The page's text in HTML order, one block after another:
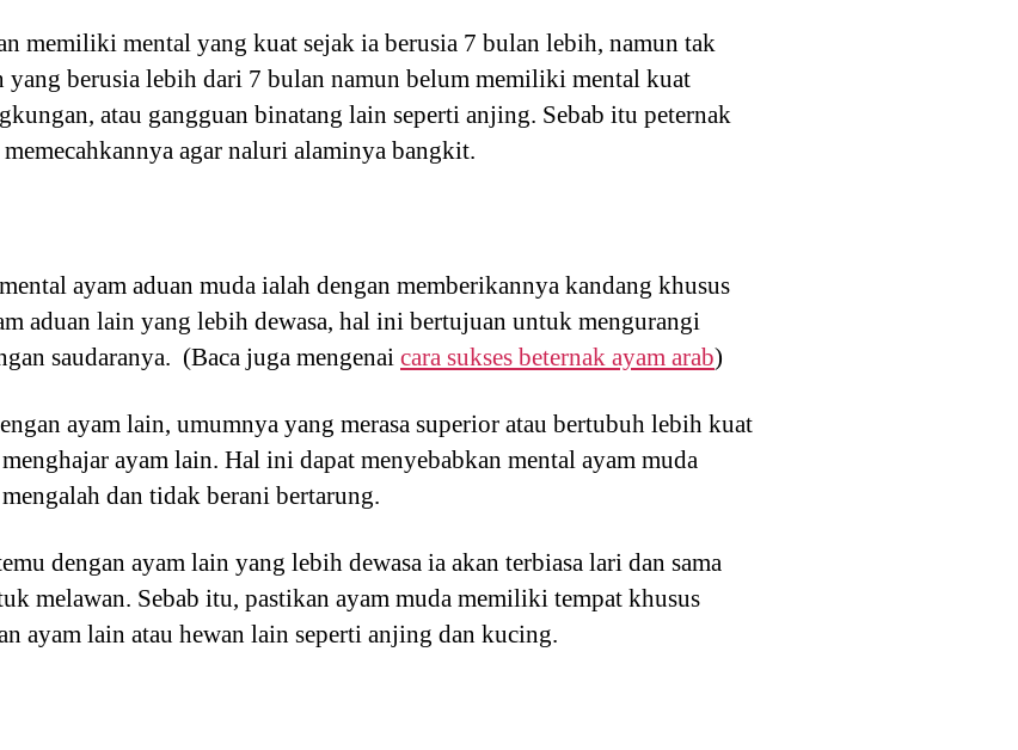
memiliki mental yang kuat sejak ia berusia 7 bulan lebih, namun tak
yang berusia lebih dari 7 bulan namun belum memiliki mental kuat
atau gangguan binatang lain seperti anjing. Sebab itu peternak
agar naluri alaminya bangkit.
ayam aduan muda ialah dengan memberikannya kandang khusus
aduan lain yang lebih dewasa, hal ini bertujuan untuk mengurangi
saudaranya. (Baca juga mengenai cara sukses beternak ayam arab)
ayam lain, umumnya yang merasa superior atau bertubuh lebih kuat
ayam lain. Hal ini dapat menyebabkan mental ayam muda
dan tidak berani bertarung.
dengan ayam lain yang lebih dewasa ia akan terbiasa lari dan sama
melawan. Sebab itu, pastikan ayam muda memiliki tempat khusus
ayam lain atau hewan lain seperti anjing dan kucing.